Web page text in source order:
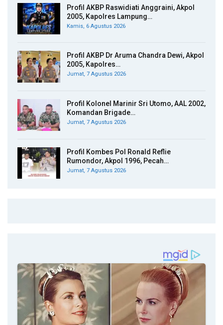
Profil AKBP Raswidiati Anggraini, Akpol
2005, Kapolres Lampung…
Kamis, 6 Agustus 2026
Profil AKBP Dr Aruma Chandra Dewi, Akpol
2005, Kapolres…
Jumat, 7 Agustus 2026
Profil Kolonel Marinir Sri Utomo, AAL 2002,
Komandan Brigade…
Jumat, 7 Agustus 2026
Profil Kombes Pol Ronald Reflie
Rumondor, Akpol 1996, Pecah…
Jumat, 7 Agustus 2026